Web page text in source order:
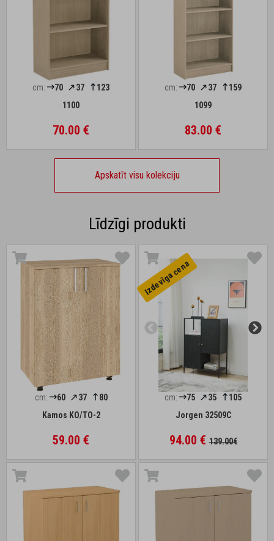
cm: 70 37
123
1100
70.00 €
cm: 70 37
159
1099
83.00 €
Apskatīt visu kolekciju
Līdzīgi produkti
cm: 60 37
80
Kamos KO/TO-2
59.00 €
Izdevīga cena
cm: 75 35
105
Jorgen 32509C
94.00 €139.00€